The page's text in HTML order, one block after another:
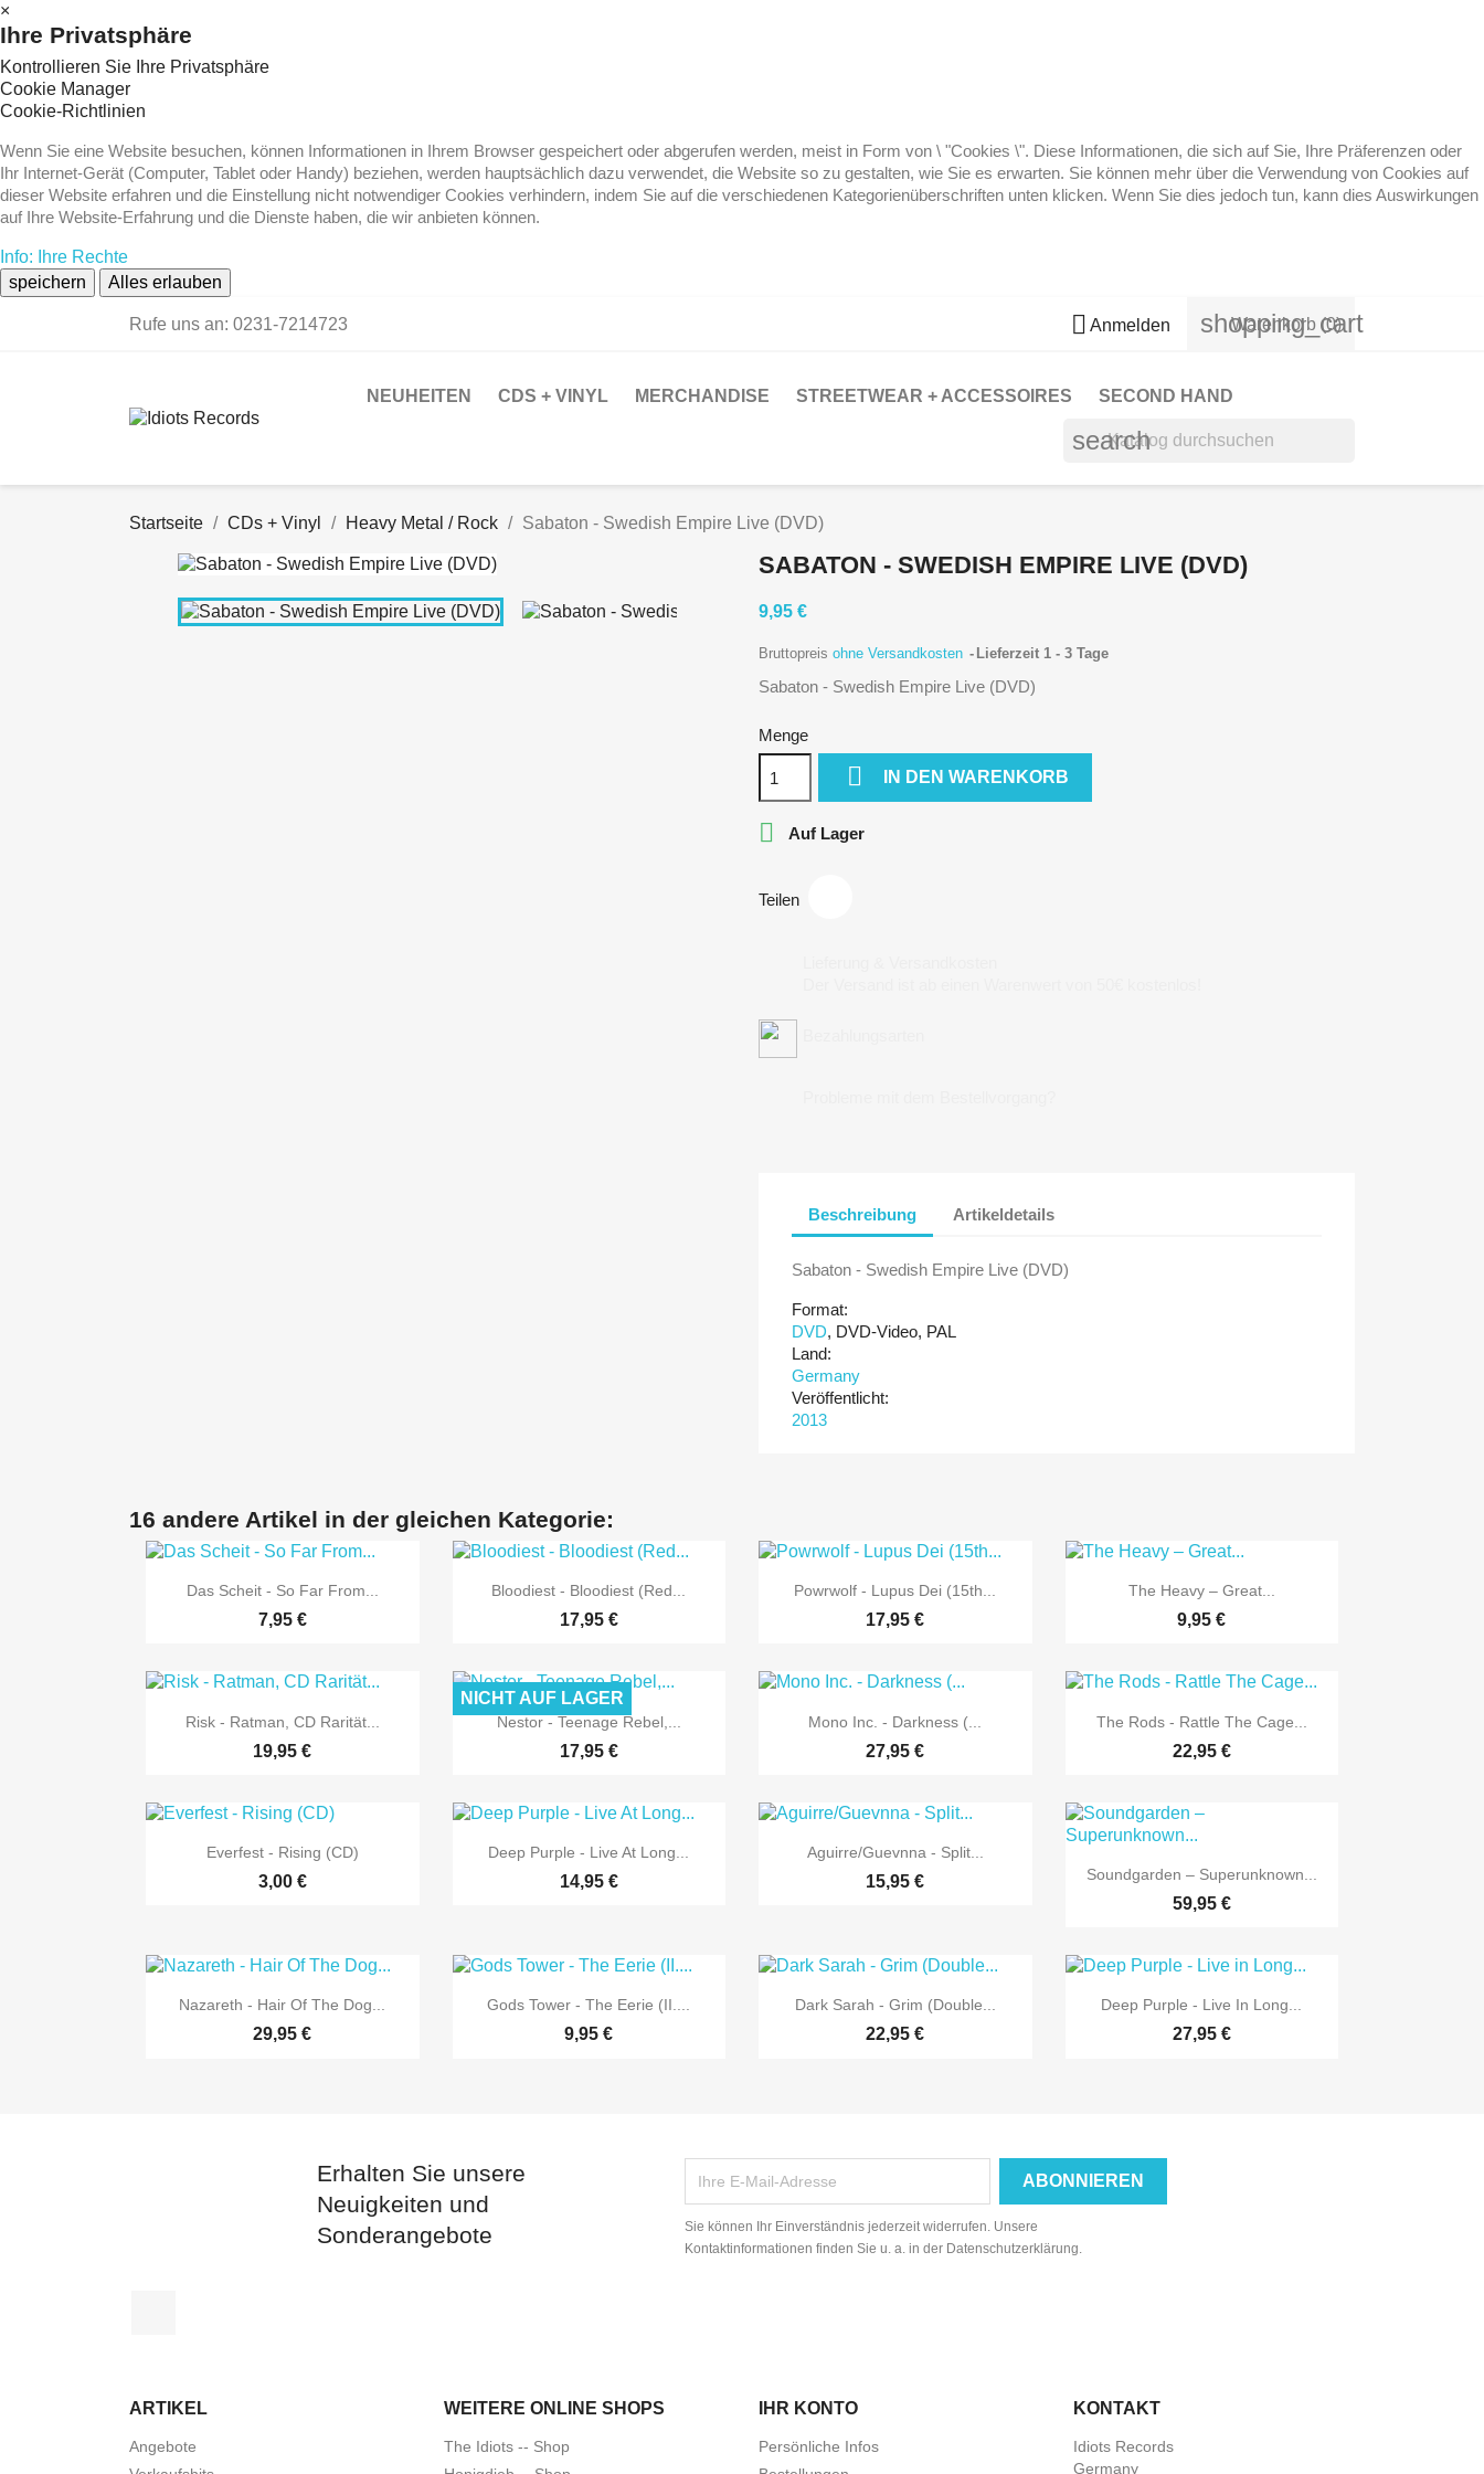
×
Ihre Privatsphäre
Kontrollieren Sie Ihre Privatsphäre
Cookie Manager
Cookie-Richtlinien
Wenn Sie eine Website besuchen, können Informationen in Ihrem Browser gespeichert oder abgerufen werden, meist in Form von \ "Cookies \". Diese Informationen, die sich auf Sie, Ihre Präferenzen oder
Ihr Internet-Gerät (Computer, Tablet oder Handy) beziehen, werden hauptsächlich dazu verwendet, die Website so zu gestalten, wie Sie es erwarten. Sie können mehr über die Verwendung von Cookies auf
dieser Website erfahren und die Einstellung nicht notwendiger Cookies verhindern, indem Sie auf die verschiedenen Kategorienüberschriften unten klicken. Wenn Sie dies jedoch tun, kann dies Auswirkungen
auf Ihre Website-Erfahrung und die Dienste haben, die wir anbieten können.
Info: Ihre Rechte
speichern
Alles erlauben
Rufe uns an: 0231-7214723  Anmelden shopping_cart
Warenkorb (0)
NEUHEITEN CDS + VINYL MERCHANDISE STREETWEAR + ACCESSOIRES SECOND HAND
search
Startseite CDs + Vinyl Heavy Metal / Rock Sabaton - Swedish Empire Live (DVD)
SABATON - SWEDISH EMPIRE LIVE (DVD)
9,95 €
Bruttopreis ohne Versandkosten Lieferzeit 1 - 3 Tage
Sabaton - Swedish Empire Live (DVD)
Menge
 IN DEN WARENKORB
 Auf Lager
Teilen
Beschreibung Artikeldetails
Sabaton - Swedish Empire Live (DVD)
Format:
DVD, DVD-Video, PAL
Land:
Germany
Veröffentlicht:
2013
16 andere Artikel in der gleichen Kategorie:
 Vorschau
Das Scheit - So Far From...
7,95 €
 Vorschau
Bloodiest - Bloodiest (Red...
17,95 €
 Vorschau
Powrwolf - Lupus Dei (15th...
17,95 €
 Vorschau
The Heavy ‎– Great...
9,95 €
 Vorschau
Risk - Ratman, CD Rarität...
19,95 €
 Vorschau
Nestor - Teenage Rebel,...
17,95 €
NICHT AUF LAGER
 Vorschau
Mono Inc. - Darkness (...
27,95 €
 Vorschau
The Rods - Rattle The Cage...
22,95 €
 Vorschau
Everfest - Rising (CD)
3,00 €
 Vorschau
Deep Purple - Live At Long...
14,95 €
 Vorschau
Aguirre/Guevnna - Split...
15,95 €  Vorschau
Soundgarden – Superunknown...
59,95 €
 Vorschau
Nazareth - Hair Of The Dog...
29,95 €
 Vorschau
Gods Tower - The Eerie (II....
9,95 €
 Vorschau
Dark Sarah - Grim (Double...
22,95 €
 Vorschau
Deep Purple - Live In Long...
27,95 €
Erhalten Sie unsere
Neuigkeiten und
Sonderangebote
Sie können Ihr Einverständnis jederzeit widerrufen. Unsere
Kontaktinformationen finden Sie u. a. in der Datenschutzerklärung.
ARTIKEL
Angebote
WEITERE ONLINE SHOPS
The Idiots -- Shop
IHR KONTO
Persönliche Infos
KONTAKT
Idiots Records
Germany